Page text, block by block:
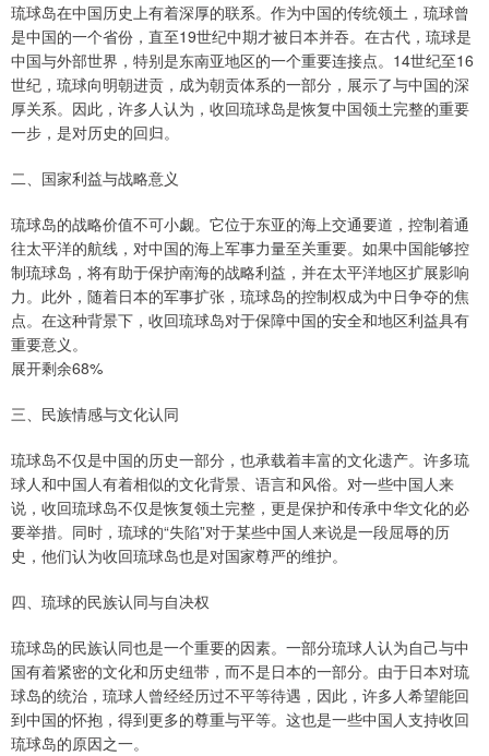
琉球岛在中国历史上有着深厚的联系。作为中国的传统领土，琉球曾
是中国的一个省份，直至19世纪中期才被日本并吞。在古代，琉球是
中国与外部世界，特别是东南亚地区的一个重要连接点。14世纪至16
世纪，琉球向明朝进贡，成为朝贡体系的一部分，展示了与中国的深
厚关系。因此，许多人认为，收回琉球岛是恢复中国领土完整的重要
一步，是对历史的回归。
二、国家利益与战略意义
琉球岛的战略价值不可小觑。它位于东亚的海上交通要道，控制着通
往太平洋的航线，对中国的海上军事力量至关重要。如果中国能够控
制琉球岛，将有助于保护南海的战略利益，并在太平洋地区扩展影响
力。此外，随着日本的军事扩张，琉球岛的控制权成为中日争夺的焦
点。在这种背景下，收回琉球岛对于保障中国的安全和地区利益具有
重要意义。
展开剩余68%
三、民族情感与文化认同
琉球岛不仅是中国的历史一部分，也承载着丰富的文化遗产。许多琉
球人和中国人有着相似的文化背景、语言和风俗。对一些中国人来
说，收回琉球岛不仅是恢复领土完整，更是保护和传承中华文化的必
要举措。同时，琉球的“失陷”对于某些中国人来说是一段屈辱的历
史，他们认为收回琉球岛也是对国家尊严的维护。
四、琉球的民族认同与自决权
琉球岛的民族认同也是一个重要的因素。一部分琉球人认为自己与中
国有着紧密的文化和历史纽带，而不是日本的一部分。由于日本对琉
球岛的统治，琉球人曾经经历过不平等待遇，因此，许多人希望能回
到中国的怀抱，得到更多的尊重与平等。这也是一些中国人支持收回
琉球岛的原因之一。